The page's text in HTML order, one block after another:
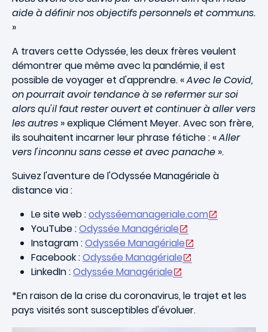
aide à définir nos objectifs personnels et communs.
»
A travers cette Odyssée, les deux frères veulent
démontrer que même avec la pandémie, il est
possible de voyager et d'apprendre. «Avec le Covid,
on pourrait avoir tendance à se refermer sur soi
alors qu'il faut rester ouvert et continuer à aller vers
les autres » explique Clément Meyer. Avec son frère,
ils souhaitent incarner leur phrase fétiche : «Aller
vers l'inconnu sans cesse et avec panache ».
Suivez l'aventure de l'Odyssée Managériale à
distance via :
Le site web :odysséemanageriale.com
YouTube :Odyssée Managériale
Instagram :Odyssée Managériale
Facebook :Odyssée Managériale
LinkedIn :Odyssée Managériale
*En raison de la crise du coronavirus, le trajet et les
pays visités sont susceptibles d'évoluer.